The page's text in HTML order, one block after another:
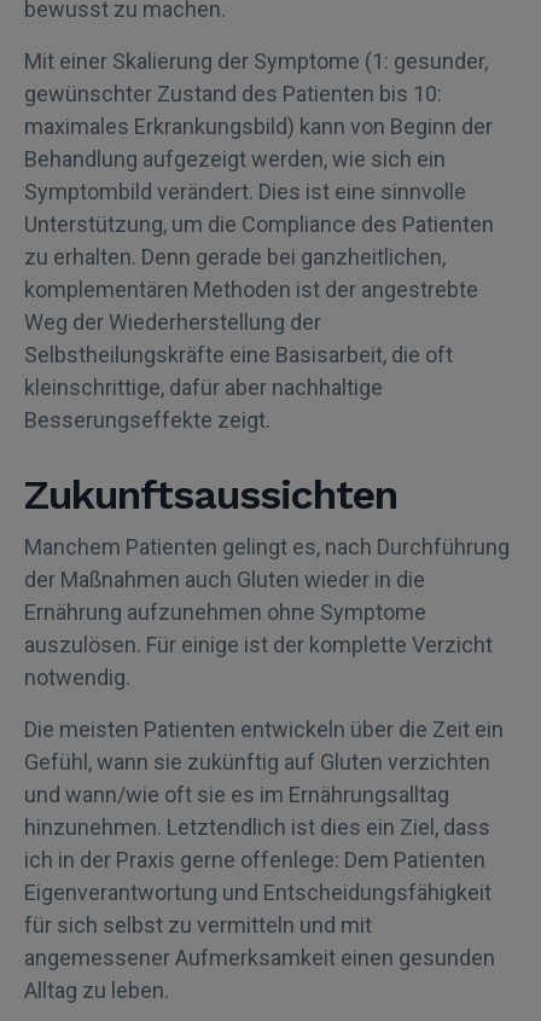
bewusst zu machen.
Mit einer Skalierung der Symptome (1: gesunder,
gewünschter Zustand des Patienten bis 10:
maximales Erkrankungsbild) kann von Beginn der
Behandlung aufgezeigt werden, wie sich ein
Symptombild verändert. Dies ist eine sinnvolle
Unterstützung, um die Compliance des Patienten
zu erhalten. Denn gerade bei ganzheitlichen,
komplementären Methoden ist der angestrebte
Weg der Wiederherstellung der
Selbstheilungskräfte eine Basisarbeit, die oft
kleinschrittige, dafür aber nachhaltige
Besserungseffekte zeigt.
Zukunftsaussichten
Manchem Patienten gelingt es, nach Durchführung
der Maßnahmen auch Gluten wieder in die
Ernährung aufzunehmen ohne Symptome
auszulösen. Für einige ist der komplette Verzicht
notwendig.
Die meisten Patienten entwickeln über die Zeit ein
Gefühl, wann sie zukünftig auf Gluten verzichten
und wann/wie oft sie es im Ernährungsalltag
hinzunehmen. Letztendlich ist dies ein Ziel, dass
ich in der Praxis gerne offenlege: Dem Patienten
Eigenverantwortung und Entscheidungsfähigkeit
für sich selbst zu vermitteln und mit
angemessener Aufmerksamkeit einen gesunden
Alltag zu leben.